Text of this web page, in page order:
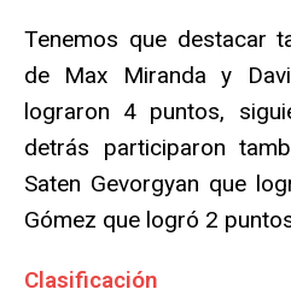
Tenemos que destacar
de Max Miranda y
lograron 4 puntos,
detrás participaron
Saten Gevorgyan que
Gómez que logró 2
Clasificación